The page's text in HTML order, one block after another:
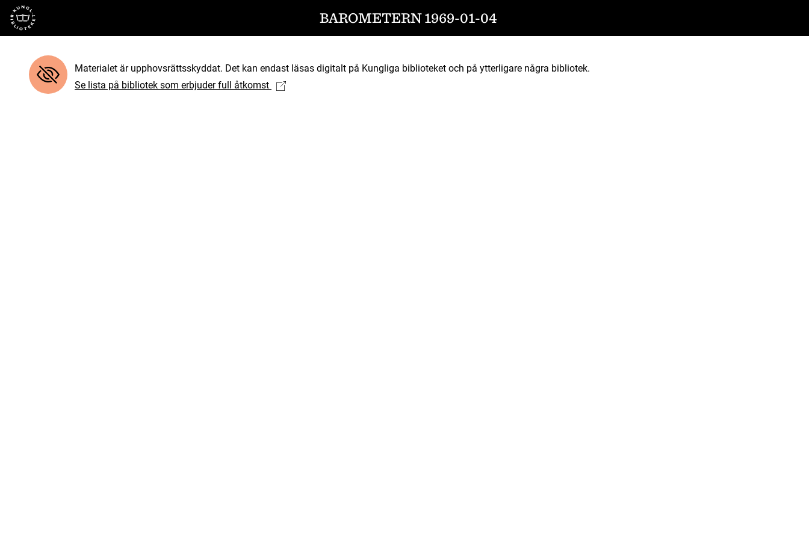
Till startsidan BAROMETERN 1969-01-04
Materialet är upphovsrättsskyddat. Det kan endast läsas digitalt på Kungliga biblioteket och på ytterligare några bibliotek.
Se lista på bibliotek som erbjuder full åtkomst